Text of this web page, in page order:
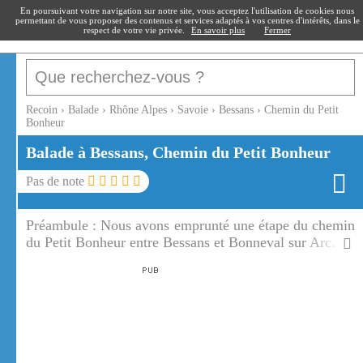
recoin.fr
Recoin › Balade › Rhône Alpes › Savoie › Bessans › Chemin du Petit
Bonheur
Balade à Bessans, Chemin du Petit Bonheur
Pas de note
Préambule :Nous avons emprunté une étape du chemin
du Petit Bonheur entre Bessans et Bonneval sur Arc. Le
En poursuivant votre navigation sur notre site, vous acceptez l'utilisation de cookies nous
permettant de vous proposer des contenus et services adaptés à vos centres d'intérêts, dans le
respect de votre vie privée.
En savoir plus Fermer